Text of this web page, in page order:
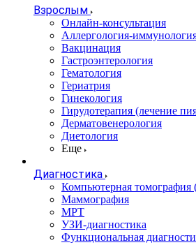
Взрослым
Онлайн-консультация
Аллергология-
Вакцинация
Гастроэнтерология
Гематология
Гериатрия
Гинекология
Гирудотерапия (лечение
Дерматовенерология
Диетология
Еще
Диагностика
Компьютерная томография
Маммография
МРТ
УЗИ-диагностика
Функциональная